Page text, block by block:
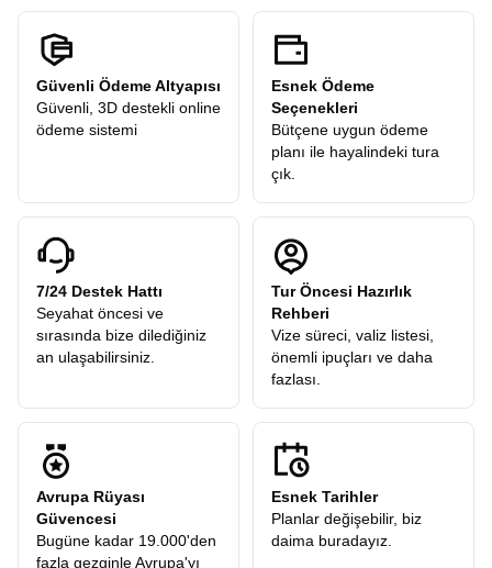
Güvenli Ödeme Altyapısı
Güvenli, 3D destekli online
ödeme sistemi
Esnek Ödeme
Seçenekleri
Bütçene uygun ödeme
planı ile hayalindeki tura
çık.
7/24 Destek Hattı
Seyahat öncesi ve
sırasında bize dilediğiniz
an ulaşabilirsiniz.
Tur Öncesi Hazırlık
Rehberi
Vize süreci, valiz listesi,
önemli ipuçları ve daha
fazlası.
Avrupa Rüyası
Güvencesi
Bugüne kadar 19.000'den
fazla gezginle Avrupa'yı
Esnek Tarihler
Planlar değişebilir, biz
daima buradayız.